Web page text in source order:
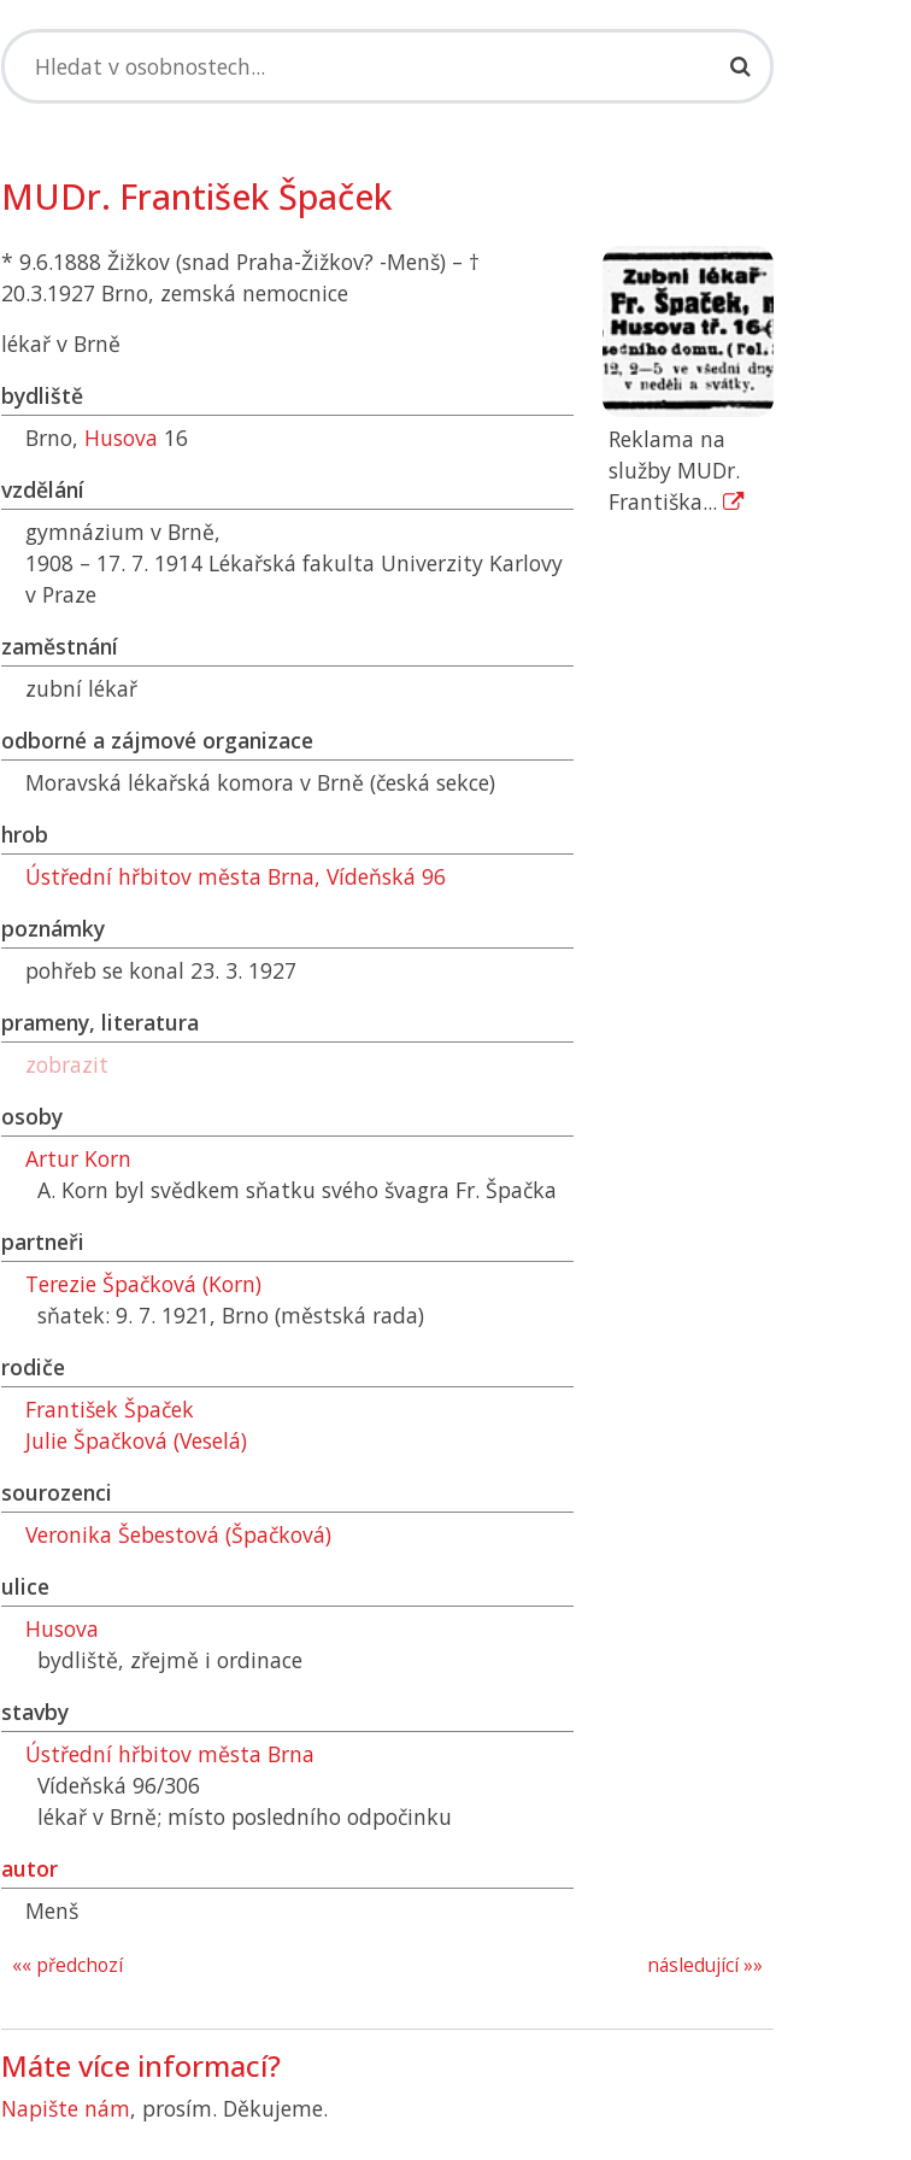
MUDr. František Špaček
* 9.6.1888 Žižkov (snad Praha-Žižkov? -Menš) – †
20.3.1927 Brno, zemská nemocnice
lékař v Brně
bydliště
Brno, Husova 16
vzdělání
gymnázium v Brně,
1908 – 17. 7. 1914 Lékařská fakulta Univerzity Karlovy
v Praze
zaměstnání
zubní lékař
odborné a zájmové organizace
Moravská lékařská komora v Brně (česká sekce)
hrob
Ústřední hřbitov města Brna, Vídeňská 96
poznámky
pohřeb se konal 23. 3. 1927
prameny, literatura
zobrazit
osoby
Artur Korn
A. Korn byl svědkem sňatku svého švagra Fr. Špačka
partneři
Terezie Špačková (Korn)
sňatek: 9. 7. 1921, Brno (městská rada)
rodiče
František Špaček
Julie Špačková (Veselá)
sourozenci
Veronika Šebestová (Špačková)
ulice
Husova
bydliště, zřejmě i ordinace
stavby
Ústřední hřbitov města Brna
Vídeňská 96/306
lékař v Brně; místo posledního odpočinku
autor
Menš
Reklama na
služby MUDr.
Františka...
následující »»
«« předchozí
Máte více informací?
Napište nám, prosím. Děkujeme.